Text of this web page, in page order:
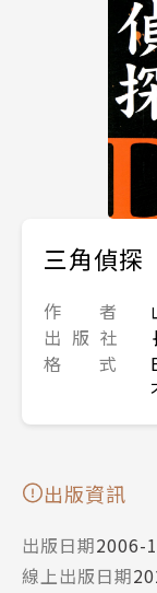
三角偵探
作 者
出 版 社
格 式
出版資訊
出版日期2006-
線上出版日期